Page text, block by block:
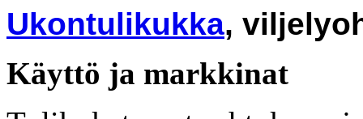
Ukontulikukka,
Käyttö ja markkinat